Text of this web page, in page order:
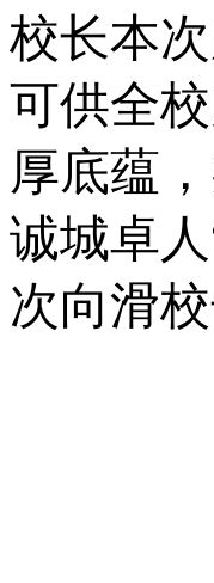
校长本
可供全
厚底蕴
诚城卓人
次向滑